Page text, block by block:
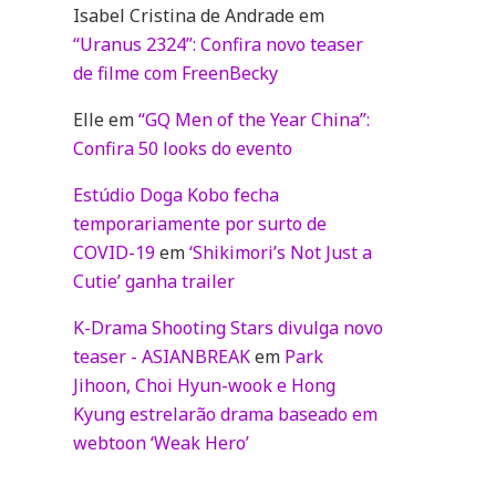
Isabel Cristina de Andradeem
“Uranus 2324”: Confira novo teaser
de filme com FreenBecky
Elleem“GQ Men of the Year China”:
Confira 50 looks do evento
Estúdio Doga Kobo fecha
temporariamente por surto de
COVID-19em‘Shikimori’s Not Just a
Cutie’ ganha trailer
K-Drama Shooting Stars divulga novo
teaser - ASIANBREAKem Park
Jihoon, Choi Hyun-wook e Hong
Kyung estrelarão drama baseado em
webtoon ‘Weak Hero’